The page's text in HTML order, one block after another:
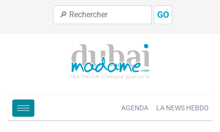
GO
AGENDA LA NEWS HEBDO